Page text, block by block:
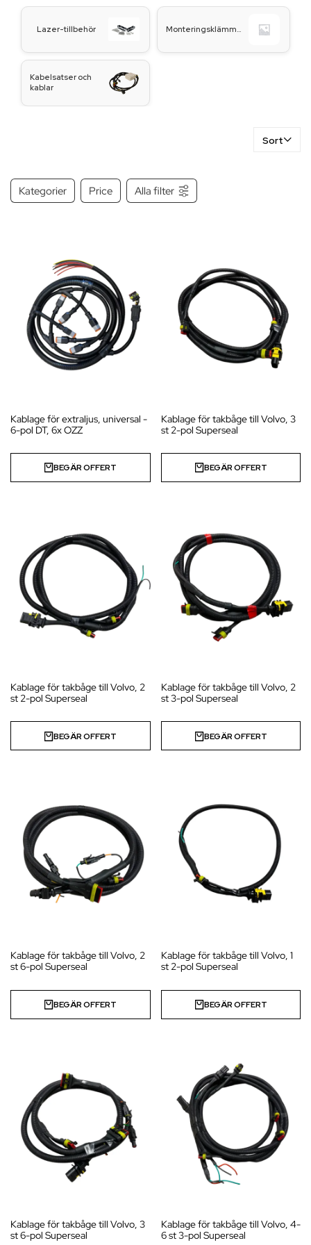
resistance to vibration, weather, and tough environments, making
Lazer-tillbehör
Kabelsatser och
kablar
Sort
Kategorier Price Alla filter
Kablage för extraljus, universal -
6-pol DT, 6x OZZ
BEGÄR OFFERT
Kablage för takbåge till Volvo, 3
st 2-pol Superseal
BEGÄR OFFERT
Kablage för takbåge till Volvo, 2
st 2-pol Superseal
BEGÄR OFFERT
Kablage för takbåge till Volvo, 2
st 3-pol Superseal
BEGÄR OFFERT
Kablage för takbåge till Volvo, 2
st 6-pol Superseal
BEGÄR OFFERT
Kablage för takbåge till Volvo, 1
st 2-pol Superseal
BEGÄR OFFERT
Kablage för takbåge till Volvo, 3
st 6-pol Superseal
Kablage för takbåge till Volvo, 4-
6 st 3-pol Superseal